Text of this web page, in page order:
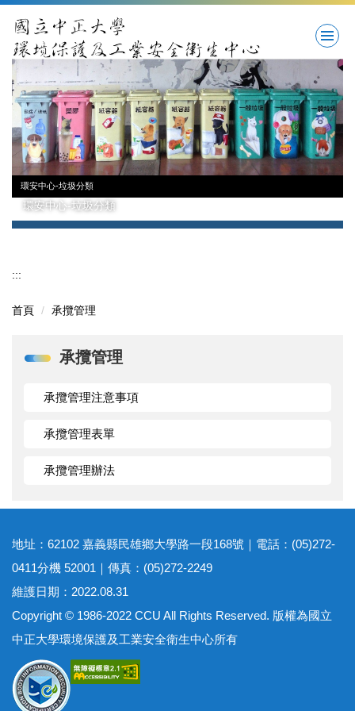
到
主
要
內
容
環安中心-垃圾分類
環安中心-垃圾分類
:::
首頁 承攬管理
承攬管理
承攬管理注意事項
承攬管理表單
承攬管理辦法
地址：62102 嘉義縣民雄鄉大學路一段168號｜電話：(05)272-
0411分機 52001｜傳真：(05)272-2249
維護日期：2022.08.31
Copyright © 1986-2022 CCU All Rights Reserved. 版權為國立
中正大學環境保護及工業安全衛生中心所有